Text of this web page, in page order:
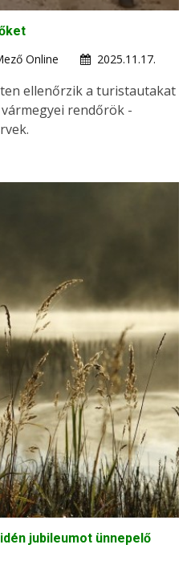
Online
2025.11.17.
ellenőrzik a turistautakat
rendőrök -
jubileumot ünnepelő